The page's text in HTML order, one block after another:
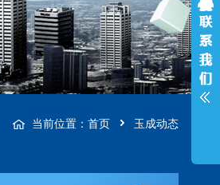
当前位置： 首页 玉成动态